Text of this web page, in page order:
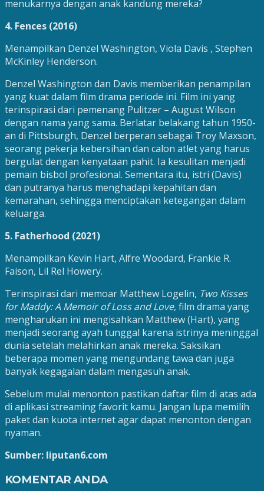
menukarnya dengan anak kandung mereka?
4. Fences (2016)
Menampilkan Denzel Washington, Viola Davis , Stephen
McKinley Henderson.
Denzel Washington dan Davis memberikan penampilan
yang kuat dalam film drama periode ini. Film ini yang
terinspirasi dari pemenang Pulitzer – August Wilson
dengan nama yang sama. Berlatar belakang tahun 1950-
an di Pittsburgh, Denzel berperan sebagai Troy Maxson,
seorang pekerja kebersihan dan calon atlet yang harus
bergulat dengan kenyataan pahit. Ia kesulitan menjadi
pemain bisbol profesional. Sementara itu, istri (Davis)
dan putranya harus menghadapi kepahitan dan
kemarahan, sehingga menciptakan ketegangan dalam
keluarga.
5. Fatherhood (2021)
Menampilkan Kevin Hart, Alfre Woodard, Frankie R.
Faison, Lil Rel Howery.
Terinspirasi dari memoar Matthew Logelin, Two Kisses
for Maddy: A Memoir of Loss and Love, film drama yang
mengharukan ini mengisahkan Matthew (Hart), yang
menjadi seorang ayah tunggal karena istrinya meninggal
dunia setelah melahirkan anak mereka. Saksikan
beberapa momen yang mengundang tawa dan juga
banyak kegagalan dalam mengasuh anak.
Sebelum mulai menonton pastikan daftar film di atas ada
di aplikasi streaming favorit kamu. Jangan lupa memilih
paket dan kuota internet agar dapat menonton dengan
nyaman.
Sumber: liputan6.com
KOMENTAR ANDA